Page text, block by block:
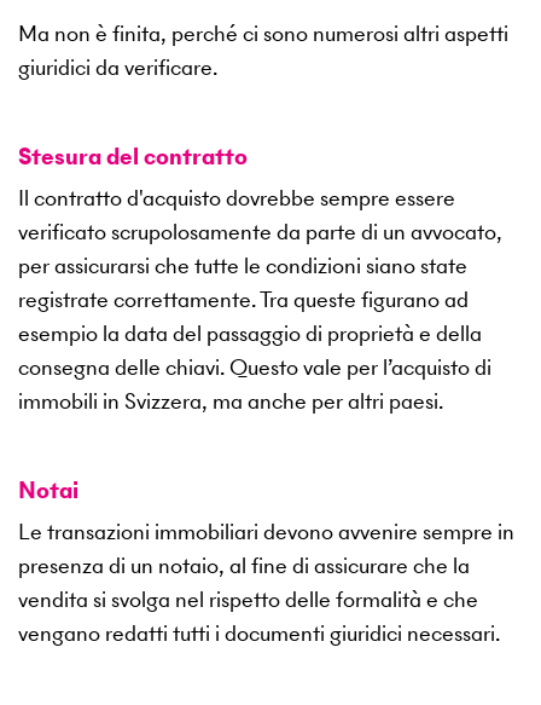
Ma non è finita, perché ci sono numerosi altri aspetti
giuridici da verificare.
Stesura del contratto
Il contratto d'acquisto dovrebbe sempre essere
verificato scrupolosamente da parte di un avvocato,
per assicurarsi che tutte le condizioni siano state
registrate correttamente. Tra queste figurano ad
esempio la data del passaggio di proprietà e della
consegna delle chiavi. Questo vale per l’acquisto di
immobili in Svizzera, ma anche per altri paesi.
Notai
Le transazioni immobiliari devono avvenire sempre in
presenza di un notaio, al fine di assicurare che la
vendita si svolga nel rispetto delle formalità e che
vengano redatti tutti i documenti giuridici necessari.